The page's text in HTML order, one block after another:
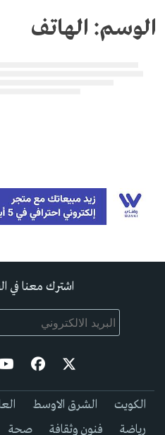
الوسم: الهاتف
اشترك معنا في
الكويت الشرق الاوسط
رياضة
فنون وثقافة صحة